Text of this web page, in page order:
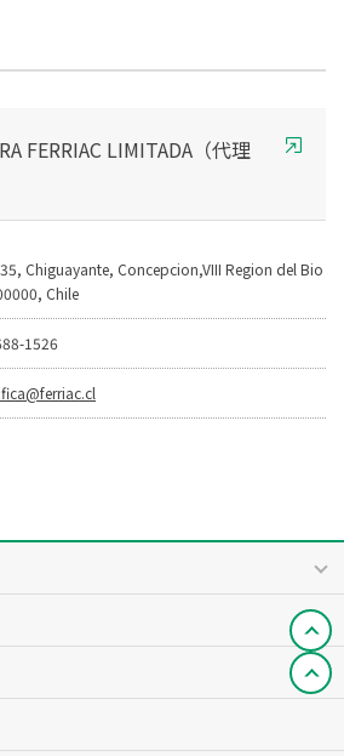
FERRIAC LIMITADA（代理
Chiguayante, Concepcion,VIII Region del Bio
Chile
1526